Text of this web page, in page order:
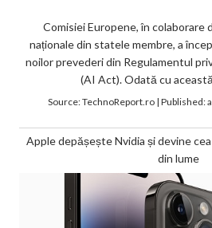
Comisiei Europene, în
naționale din statele membre, a
noilor prevederi din Regulamentul
(AI Act). Odată cu această
Source:TechnoReport.ro| Published:
Apple depășește Nvidia și devine
din lume